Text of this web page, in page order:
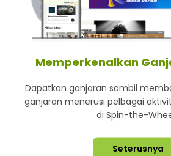
Lebih hot,
Terpelihara © 2026. Star Media Group
Memperkenalkan
Dapatkan ganjaran sambil
ganjaran menerusi pelbagai
di Spin-the-
Seterusnya